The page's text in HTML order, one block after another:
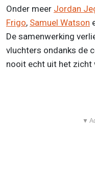
Onder meer Jordan
Frigo, Samuel Watson
De samenwerking
vluchters ondanks de
nooit echt uit het zicht
▼